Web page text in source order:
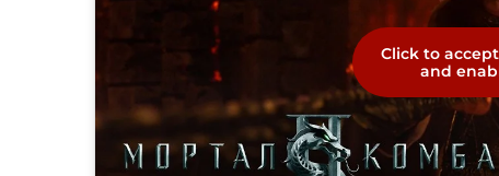
Click to
and